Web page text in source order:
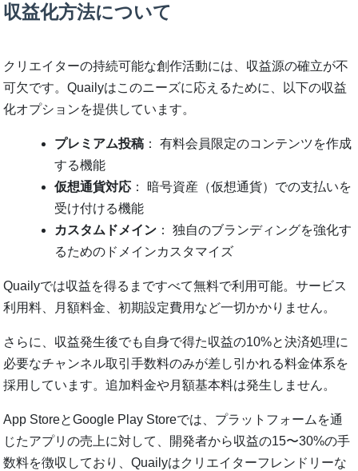
収益化方法について
クリエイターの持続可能な創作活動には、収益源の確立が不
可欠です。Quailyはこのニーズに応えるために、以下の収益
化オプションを提供しています。
プレミアム投稿 ： 有料会員限定のコンテンツを作成
する機能
仮想通貨対応 ： 暗号資産（仮想通貨）での支払いを
受け付ける機能
カスタムドメイン ： 独自のブランディングを強化す
るためのドメインカスタマイズ
Quailyでは収益を得るまですべて無料で利用可能。サービス
利用料、月額料金、初期設定費用など一切かかりません。
さらに、収益発生後でも自身で得た収益の10%と決済処理に
必要なチャンネル取引手数料のみが差し引かれる料金体系を
採用しています。追加料金や月額基本料は発生しません。
App StoreとGoogle Play Storeでは、プラットフォームを通
じたアプリの売上に対して、開発者から収益の15〜30%の手
数料を徴収しており、Quailyはクリエイターフレンドリーな